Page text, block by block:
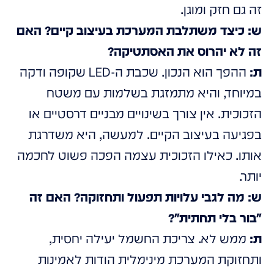
זה גם חזק ומוגן.
ש: כיצד משתלבת המערכת בעיצוב קיים? האם
זה לא יהרוס את האסתטיקה?
ת:
ההפך הוא הנכון. שכבת ה-LED שקופה ודקה
במיוחד, והיא מתמזגת בשלמות עם משטח
הזכוכית. אין צורך בשינויים מבניים דרסטיים או
בפגיעה בעיצוב הקיים. למעשה, היא משדרגת
אותו. כאילו הזכוכית עצמה הפכה פשוט לחכמה
יותר.
ש: מה לגבי עלויות תפעול ותחזוקה? האם זה
"בור בלי תחתית"?
ת: ממש לא. צריכת החשמל יעילה יחסית,
ותחזוקת המערכת מינימלית הודות לאמינות